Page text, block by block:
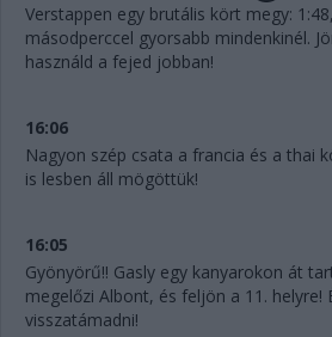
Verstappen egy brutális kört megy:
másodperccel gyorsabb mindenkinél.
használd a fejed jobban!
16:06
Nagyon szép csata a francia és a thai
is lesben áll mögöttük!
16:05
Gyönyörű!! Gasly egy kanyarokon át
megelőzi Albont, és feljön a 11. helyre!
visszatámadni!